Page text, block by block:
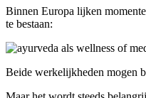
Binnen Europa lijken
te bestaan:
Beide werkelijkheden mogen